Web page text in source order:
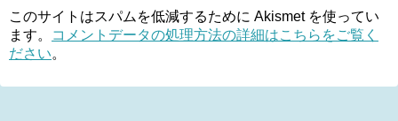
このサイトはスパムを低減するために Akismet を使ってい
ます。
コメントデータの処理方法の詳細はこちらをご覧く
ださい。